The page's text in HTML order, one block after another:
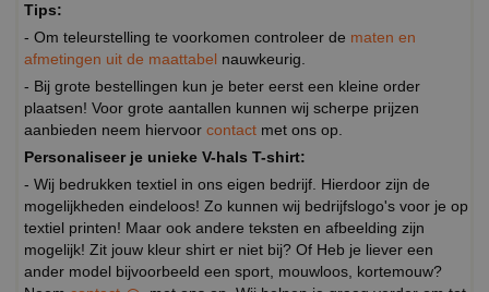
Tips:
- Om teleurstelling te voorkomen controleer de maten en
afmetingen uit de maattabel nauwkeurig.
- Bij grote bestellingen kun je beter eerst een kleine order
plaatsen! Voor grote aantallen kunnen wij scherpe prijzen
aanbieden neem hiervoor contact met ons op.
Personaliseer je unieke V-hals T-shirt:
- Wij bedrukken textiel in ons eigen bedrijf. Hierdoor zijn de
mogelijkheden eindeloos! Zo kunnen wij bedrijfslogo's voor je op
textiel printen! Maar ook andere teksten en afbeelding zijn
mogelijk! Zit jouw kleur shirt er niet bij? Of Heb je liever een
ander model bijvoorbeeld een sport, mouwloos, kortemouw?